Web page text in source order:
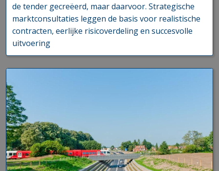
de tender gecreëerd, maar daarvoor. Strategische
marktconsultaties leggen de basis voor realistische
contracten, eerlijke risicoverdeling en succesvolle
uitvoering